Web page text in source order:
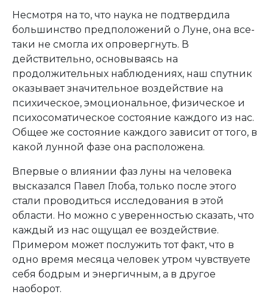
Несмотря на то, что наука не подтвердила
большинство предположений о Луне, она все-
таки не смогла их опровергнуть. В
действительно, основываясь на
продолжительных наблюдениях, наш спутник
оказывает значительное воздействие на
психическое, эмоциональное, физическое и
психосоматическое состояние каждого из нас.
Общее же состояние каждого зависит от того, в
какой лунной фазе она расположена.
Впервые о влиянии фаз луны на человека
высказался Павел Глоба, только после этого
стали проводиться исследования в этой
области. Но можно с уверенностью сказать, что
каждый из нас ощущал ее воздействие.
Примером может послужить тот факт, что в
одно время месяца человек утром чувствуете
себя бодрым и энергичным, а в другое
наоборот.